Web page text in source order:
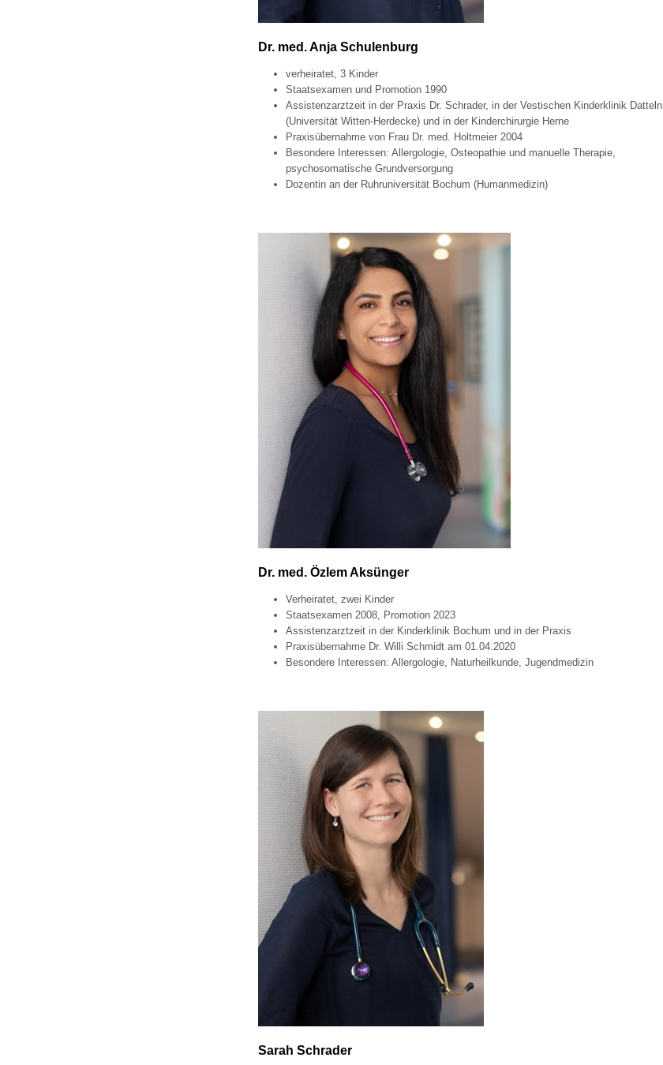
Dr. med. Anja Schulenburg
verheiratet, 3 Kinder
Staatsexamen und Promotion 1990
Assistenzarztzeit in der Praxis Dr. Schrader, in der Vestischen Kinderklinik Datteln
(Universität Witten-Herdecke) und in der Kinderchirurgie Herne
Praxisübernahme von Frau Dr. med. Holtmeier 2004
Besondere Interessen: Allergologie, Osteopathie und manuelle Therapie,
psychosomatische Grundversorgung
Dozentin an der Ruhruniversität Bochum (Humanmedizin)
Dr. med. Özlem Aksünger
Verheiratet, zwei Kinder
Staatsexamen 2008, Promotion 2023
Assistenzarztzeit in der Kinderklinik Bochum und in der Praxis
Praxisübernahme Dr. Willi Schmidt am 01.04.2020
Besondere Interessen: Allergologie, Naturheilkunde, Jugendmedizin
Sarah Schrader